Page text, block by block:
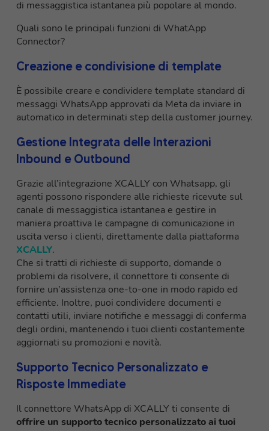
di messaggistica istantanea più popolare al mondo.
Quali sono le principali funzioni di WhatApp
Connector?
Creazione e condivisione di template
È possibile creare e condividere template standard di
messaggi WhatsApp approvati da Meta da inviare in
automatico in determinati step della customer journey.
Gestione Integrata delle Interazioni
Inbound e Outbound
Grazie all’integrazione XCALLY con Whatsapp, gli
agenti possono rispondere alle richieste ricevute sul
canale di messaggistica istantanea e gestire in
maniera proattiva le campagne di comunicazione in
uscita verso i clienti, direttamente dalla piattaforma
XCALLY.
Che si tratti di richieste di supporto, domande o
problemi da risolvere, il connettore ti consente di
fornire un’assistenza one-to-one in modo rapido ed
efficiente. Inoltre, puoi condividere documenti e
contatti utili, inviare notifiche e messaggi di conferma
degli ordini, mantenendo i tuoi clienti costantemente
aggiornati su promozioni e novità.
Supporto Tecnico Personalizzato e
Risposte Immediate
Il connettore WhatsApp di XCALLY ti consente di
offrire un supporto tecnico personalizzato ai tuoi